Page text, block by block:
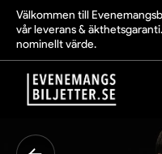
Välkommen till
vår leverans &
nominellt värde.